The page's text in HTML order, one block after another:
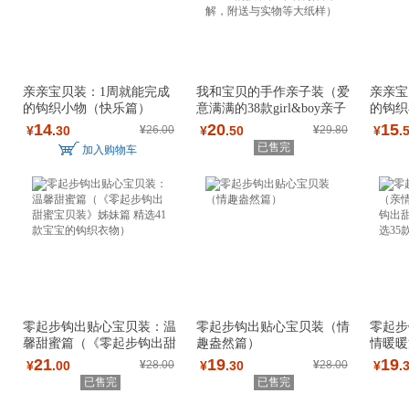
亲亲宝贝装：1周就能完成
的钩织小物（快乐篇）
¥14.30 ¥26.00
加入购物车
我和宝贝的手作亲子装（爱
意满满的38款girl&boy亲子
装任意搭
¥20.50 ¥29.80
已售完
亲亲
的钩
¥15
零起步钩出贴心宝贝装：温
馨甜蜜篇（《零起步钩出甜
蜜宝贝装》姊
¥21.00 ¥28.00
已售完
零起步钩出贴心宝贝装（情
趣盎然篇）
¥19.30 ¥28.00
已售完
零起
情暖
甜蜜
¥19